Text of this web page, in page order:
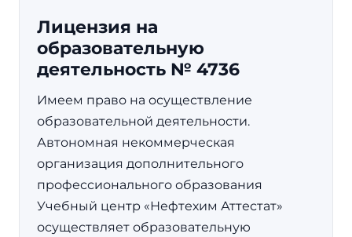
Лицензия на
образовательную
деятельность № 4736
Имеем право на осуществление
образовательной деятельности.
Автономная некоммерческая
организация дополнительного
профессионального образования
Учебный центр «Нефтехим Аттестат»
осуществляет образовательную